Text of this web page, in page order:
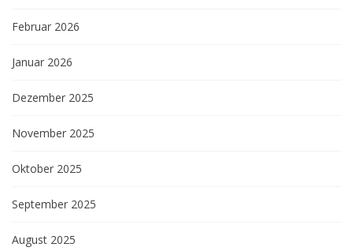
Februar 2026
Januar 2026
Dezember 2025
November 2025
Oktober 2025
September 2025
August 2025